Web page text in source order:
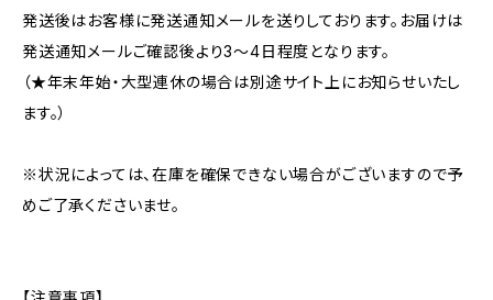
発送後はお客様に発送通知メールを送りしております。お届けは
発送通知メールご確認後より3〜4日程度となります。
（★年末年始・大型連休の場合は別途サイト上にお知らせいたし
ます。）
※状況によっては、在庫を確保できない場合がございますので予
めご了承くださいませ。